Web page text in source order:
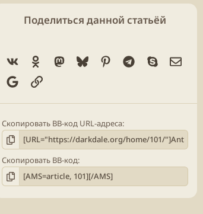
Поделиться данной статьёй
Ok Mastodon
BlueskyPinterestTelegram
Skype
GoogleСсылка
Скопировать BB-код URL-адреса
Скопировать BB-код